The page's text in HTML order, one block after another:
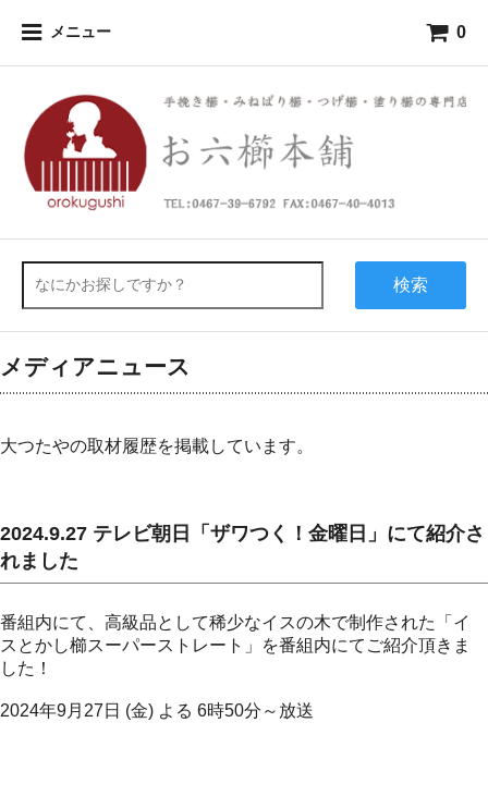
メニュー 0
検索
メディアニュース
大つたやの取材履歴を掲載しています。
2024.9.27 テレビ朝日「ザワつく！金曜日」にて紹介さ
れました
番組内にて、高級品として稀少なイスの木で制作された「イ
スとかし櫛スーパーストレート」を番組内にてご紹介頂きま
した！
2024年9月27日 (金) よる 6時50分～放送